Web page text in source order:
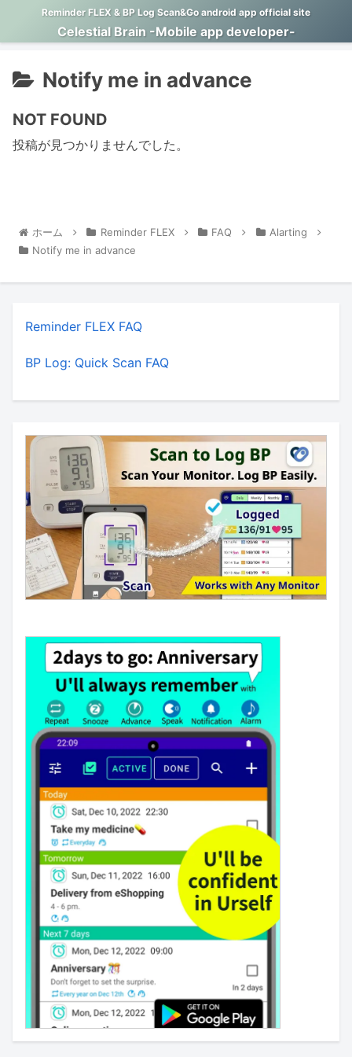
Reminder FLEX & BP Log Scan&Go android app official site
Celestial Brain -Mobile app developer-
Notify me in advance
NOT FOUND
投稿が見つかりませんでした。
ホーム Reminder FLEX FAQ
Alarting
Notify me in advance
Reminder FLEX FAQ
BP Log: Quick Scan FAQ